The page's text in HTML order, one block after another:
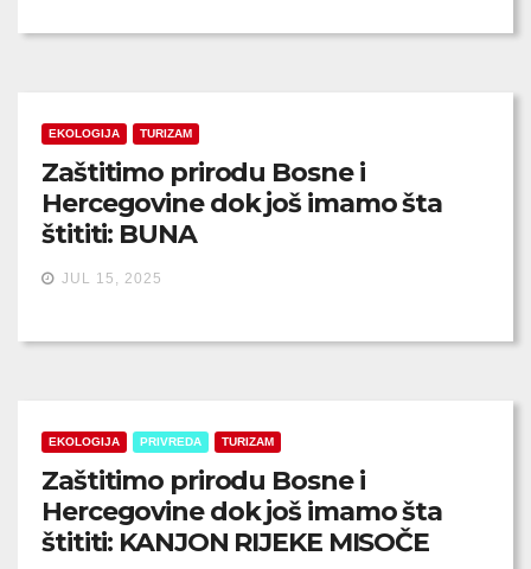
EKOLOGIJA TURIZAM
Zaštitimo prirodu Bosne i
Hercegovine dok još imamo šta
štititi: BUNA
JUL 15, 2025
EKOLOGIJA PRIVREDA TURIZAM
Zaštitimo prirodu Bosne i
Hercegovine dok još imamo šta
štititi: KANJON RIJEKE MISOČE